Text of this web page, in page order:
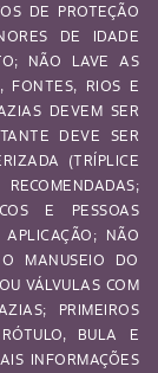
DE PROTEÇÃO
DE IDADE
NÃO LAVE AS
FONTES, RIOS E
DEVEM SER
DEVE SER
(TRÍPLICE
E PESSOAS
APLICAÇÃO; NÃO
MANUSEIO DO
VÁLVULAS COM
PRIMEIROS
BULA E
INFORMAÇÕES